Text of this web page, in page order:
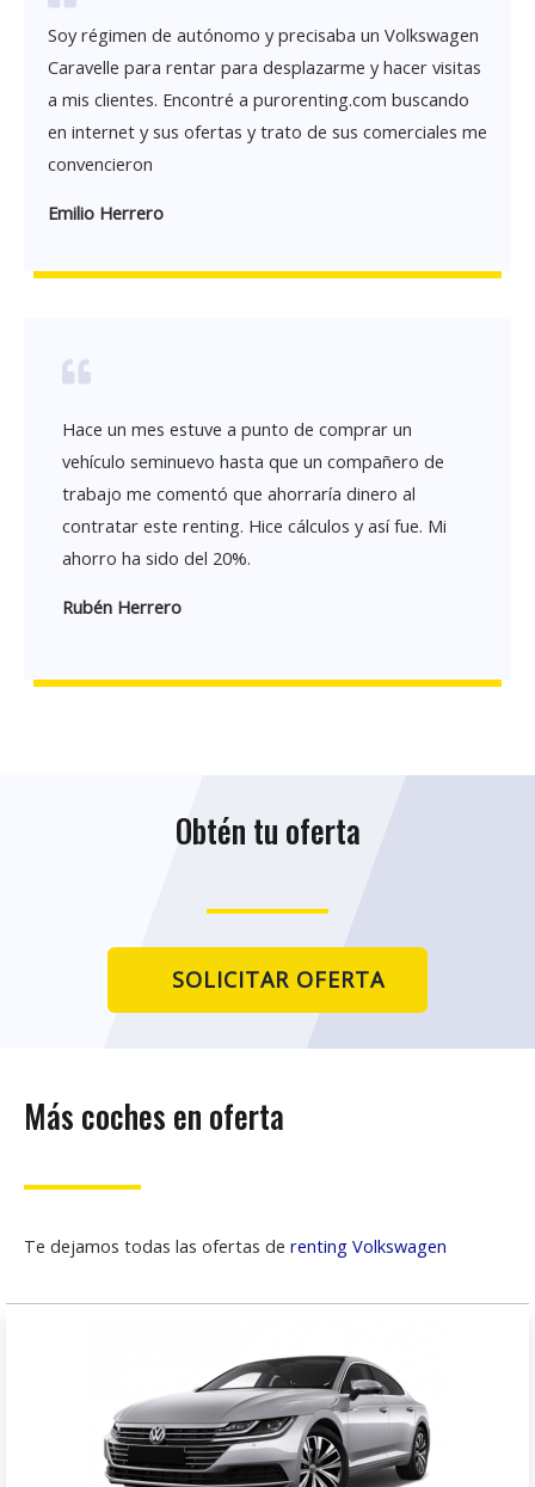
Soy régimen de autónomo y precisaba un Volkswagen
Caravelle para rentar para desplazarme y hacer visitas
a mis clientes. Encontré a purorenting.com buscando
en internet y sus ofertas y trato de sus comerciales me
convencieron
Emilio Herrero
Hace un mes estuve a punto de comprar un
vehículo seminuevo hasta que un compañero de
trabajo me comentó que ahorraría dinero al
contratar este renting. Hice cálculos y así fue. Mi
ahorro ha sido del 20%.
Rubén Herrero
Obtén tu oferta
SOLICITAR OFERTA
Más coches en oferta
Te dejamos todas las ofertas de renting Volkswagen